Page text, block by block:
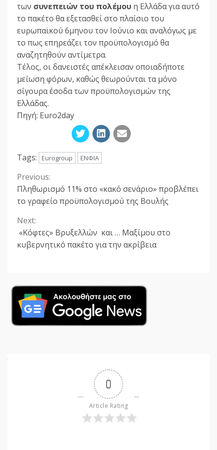
των συνεπειών του πολέμου η Ελλάδα για αυτό
το πακέτο θα εξετασθεί στο πλαίσιο του
ευρωπαϊκού 6μηνου τον Ιούνιο και αναλόγως με
το πως επηρεάζει τον προϋπολογισμό θα
αναζητηθούν αντίμετρα.
Τέλος, οι δανειστές απέκλεισαν οποιαδήποτε
μείωση φόρων, καθώς θεωρούνται τα μόνο
σίγουρα έσοδα των προϋπολογισμών της
Ελλάδας.
Πηγή: Euro2day
Tags: Eurogroup ΕΝΦΙΑ
Continue
Reading
Previous:
Πληθωρισμό 11% στο «κακό σενάριο» προβλέπει
το γραφείο προϋπολογισμού της Βουλής
Next:
«Κόφτες» Βρυξελλών και … Μαξίμου στο
κυβερνητικό πακέτο για την ακρίβεια
0
Article Rating